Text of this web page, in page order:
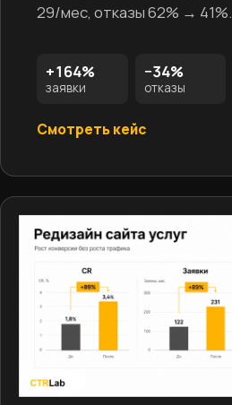
29/мес, отказы 62% → 41%.
+164%
заявки
−34%
отказы
Смотреть кейс